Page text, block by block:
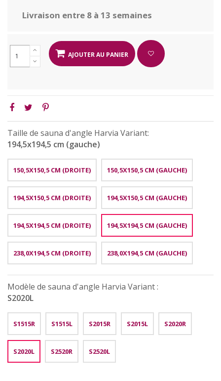
Livraison entre 8 à 13 semaines
AJOUTER AU PANIER
Taille de sauna d'angle Harvia Variant:
194,5x194,5 cm (gauche)
150,5X150,5 CM (DROITE) 150,5X150,5 CM (GAUCHE)
194,5X150,5 CM (DROITE) 194,5X150,5 CM (GAUCHE)
194,5X194,5 CM (DROITE) 194,5X194,5 CM (GAUCHE)
238,0X194,5 CM (DROITE) 238,0X194,5 CM (GAUCHE)
Modèle de sauna d'angle Harvia Variant :
S2020L
S1515R S1515L S2015R S2015L S2020R
S2020L S2520R S2520L